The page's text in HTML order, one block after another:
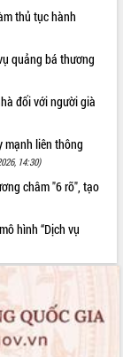
thủ tục hành
quảng bá thương
đối với người già
mạnh liên thông
14:30)
châm "6 rõ", tạo
hình “Dịch vụ